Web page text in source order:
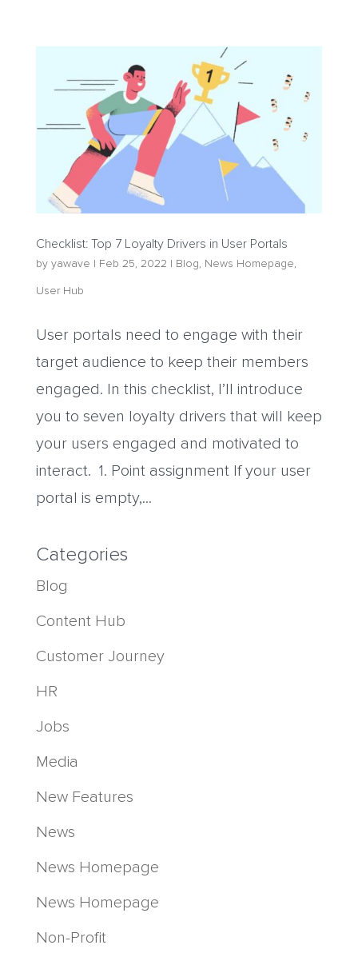
Checklist: Top 7 Loyalty Drivers in User Portals
by yawave Feb 25, 2022 Blog, News Homepage,
User Hub
User portals need to engage with their
target audience to keep their members
engaged. In this checklist, I’ll introduce
you to seven loyalty drivers that will keep
your users engaged and motivated to
interact. 1. Point assignment If your user
portal is empty,...
Categories
Blog
Content Hub
Customer Journey
HR
Jobs
Media
New Features
News
News Homepage
News Homepage
Non-Profit